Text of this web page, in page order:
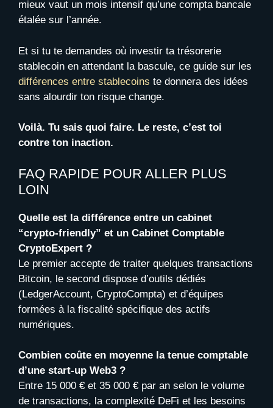
mieux vaut un mois intensif qu’une compta bancale
étalée sur l’année.
Et si tu te demandes où investir ta trésorerie
stablecoin en attendant la bascule, ce guide sur les
différences entre stablecoins te donnera des idées
sans alourdir ton risque change.
Voilà. Tu sais quoi faire. Le reste, c’est toi
contre ton inaction.
FAQ RAPIDE POUR ALLER PLUS
LOIN
Quelle est la différence entre un cabinet
“crypto-friendly” et un Cabinet Comptable
CryptoExpert ?
Le premier accepte de traiter quelques transactions
Bitcoin, le second dispose d’outils dédiés
(LedgerAccount, CryptoCompta) et d’équipes
formées à la fiscalité spécifique des actifs
numériques.
Combien coûte en moyenne la tenue comptable
d’une start-up Web3 ?
Entre 15 000 € et 35 000 € par an selon le volume
de transactions, la complexité DeFi et les besoins